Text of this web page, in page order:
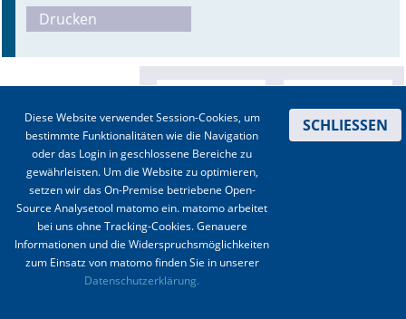
Mediadaten
Autoren-Service
Stellenmarkt
Kongresskalender
Drucken
Impressum Datenschutz
Diese Website verwendet Session-Cookies, um
bestimmte Funktionalitäten wie die Navigation
oder das Login in geschlossene Bereiche zu
gewährleisten. Um die Website zu optimieren,
setzen wir das On-Premise betriebene Open-
Source Analysetool matomo ein. matomo arbeitet
bei uns ohne Tracking-Cookies. Genauere
Informationen und die Widerspruchsmöglichkeiten
zum Einsatz von matomo finden Sie in unserer
Datenschutzerklärung.
SCHLIESSEN